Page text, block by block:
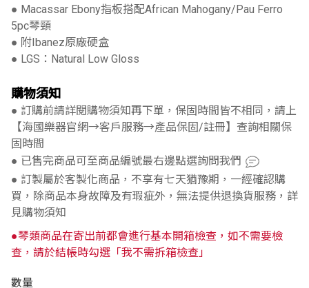
● Macassar Ebony指板搭配African Mahogany/Pau Ferro
5pc琴頸
● 附Ibanez原廠硬盒
● LGS：Natural Low Gloss
購物須知
● 訂購前請詳閱購物須知再下單，保固時間皆不相同，請上
【海國樂器官網→客戶服務→產品保固/註冊】查詢相關保
固時間
● 已售完商品可至商品編號最右邊點選詢問我們
● 訂製屬於客製化商品，不享有七天猶豫期，一經確認購
買，除商品本身故障及有瑕疵外，無法提供退換貨服務，詳
見購物須知
●琴類商品在寄出前都會進行基本開箱檢查，如不需要檢
查，請於結帳時勾選「我不需拆箱檢查」
數量